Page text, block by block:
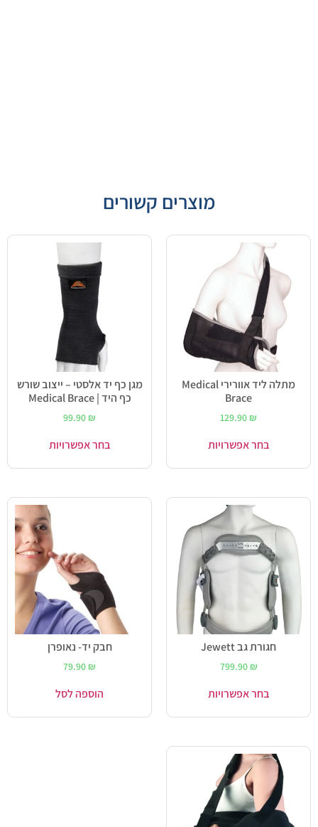
מוצרים קשורים
מתלה ליד אוורירי Medical
Brace
129.90 ₪
בחר אפשרויות
מגן כף יד אלסטי – ייצוב שורש
כף היד | Medical Brace
99.90 ₪
בחר אפשרויות
חגורת גב Jewett
799.90 ₪
בחר אפשרויות
חבק יד- נאופרן
79.90 ₪
הוספה לסל